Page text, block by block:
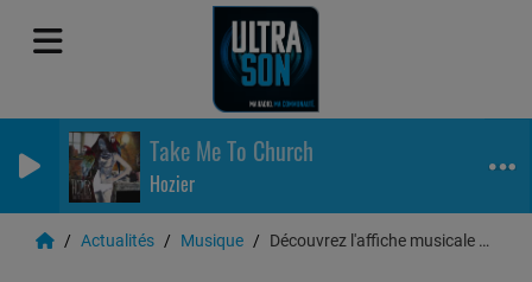
Take Me To Church
Hozier
Actualités Musique Découvrez l'affiche musicale de la seconde édition du Coeurs d'Artistes Show Festival